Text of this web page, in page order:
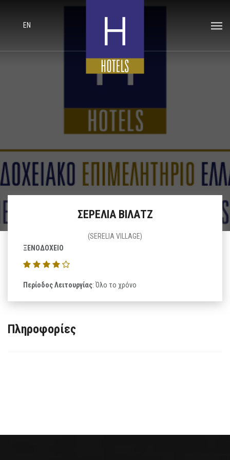
EN
ΣΕΡΕΛΙΑ ΒΙΛΑΤΖ
(SERELIA VILLAGE)
ΞΕΝΟΔΟΧΕΙΟ
Περίοδος Λειτουργίας: Όλο το χρόνο
Πληροφορίες